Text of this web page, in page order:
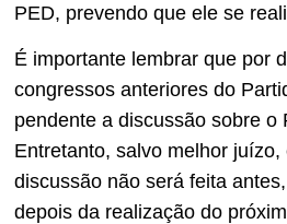
PED, prevendo que ele se
É importante lembrar que por
congressos anteriores do
pendente a discussão sobre o
Entretanto, salvo melhor juízo,
discussão não será feita
depois da realização do